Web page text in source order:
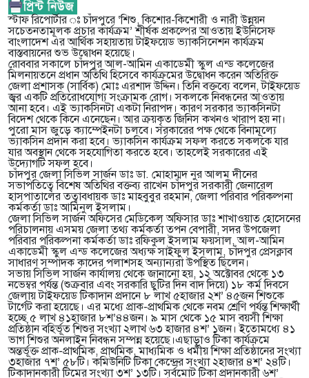
স্টাফ রিপোর্টার ঃ চাঁদপুরে ‘শিশু, কিশোর-কিশোরী ও নারী উন্নয়ন
সচেতনতামূলক প্রচার কার্যক্রম’ শীর্ষক প্রকল্পের আওতায় ইউনিসেফ
বাংলাদেশ এর আর্থিক সহায়তায় টাইফয়েড ভ্যাকসিনেশন কার্যক্রম
বাস্তবায়নের শুভ উদ্বোধন হয়েছে।
রোববার সকালে চাঁদপুর আল-আমিন একাডেমী স্কুল এন্ড কলেজের
মিলনায়তনে প্রধান অতিথি হিসেবে কার্যক্রমের উদ্বোধন করেন অতিরিক্ত
জেলা প্রশাসক (সার্বিক) মোঃ এরশাদ উদ্দিন। তিনি বক্তব্যে বলেন, টাইফয়েড
জ্বর একটি প্রতিরোধযোগ্য সংক্রামক রোগ। সকলকে নিবন্ধনের আওতায়
আনা হবে। এই ভ্যাকসিনটা একটা নিরাপদ। কারণ সরকার ভ্যাকসিনটা
বিদেশ থেকে কিনে এনেছেন। আর ক্রয়কৃত জিনিস কখনও খারাপ হয় না।
পুরো মাস জুড়ে ক্যাম্পেইনটা চলবে। সরকারের পক্ষ থেকে বিনামূল্যে
ভ্যাকসিন প্রদান করা হবে। ভ্যাকসিন কার্যক্রম সফল করতে সকলকে যার
যার অবস্থান থেকে সহযোগিতা করতে হবে। তাহলেই সরকারের এই
উদ্যোগটি সফল হবে।
চাঁদপুর জেলা সিভিল সার্জন ডাঃ ডা. মোহাম্মদ নুর আলম দীনের
সভাপতিত্বে বিশেষ অতিথির বক্তব্য রাখেন চাঁদপুর সরকারী জেনারেল
হাসপাতালের তত্বাবধায়ক ডাঃ মাহবুবুর রহমান, জেলা পরিবার পরিকল্পনা
কর্মকর্তা ডাঃ আমিনুল ইসলাম।
জেলা সিভিল সার্জন অফিসের মেডিকেল অফিসার ডাঃ শাখাওয়াত হোসেনের
পরিচালনায় এসময় জেলা তথ্য কর্মকর্তা তপন বেপারী, সদর উপজেলা
পরিবার পরিকল্পনা কর্মকর্তা ডাঃ রফিকুল ইসলাম ফয়সাল, আল-আমিন
একাডেমী স্কুল এন্ড কলেজের অধ্যক্ষ সাইফুল ইসলাম, চাঁদপুর প্রেসক্লাব
সাধারণ সম্পাদক কাদের পলাশসহ অন্যান্যরা উপস্থিত ছিলেন।
সভায় সিভিল সার্জন কার্যালয় থেকে জানানো হয়, ১২ অক্টোবর থেকে ১৩
নভেম্বর পর্যন্ত (শুক্রবার এবং সরকারি ছুটির দিন বাদ দিয়ে) ১৮ কর্ম দিবসে
জেলায় টাইফয়েড টিকাদান প্রদানে ৮ লাখ ৫হাজার ২শ’ ৪৫জন শিশুকে
টার্গেট করা হয়েছে। এর মধ্যে প্রাক-প্রাথমিক থেকে নবম শ্রেণি পর্যন্ত শিক্ষার্থী
হচ্ছে ৫ লাখ ৪১হাজার ৮শ’৪৪জন। ৯ মাস থেকে ১৫ মাস বয়সী শিক্ষা
প্রতিষ্ঠান বহির্ভূত শিশুর সংখ্যা ২লাখ ৬৩ হাজার ৪শ’ ১জন। ইতোমধ্যে ৪১
ভাগ শিশুর অনলাইন নিবন্ধন সম্পন্ন হয়েছে।এছাড়াও টিকা কার্যক্রমে
অন্তর্ভূক্ত প্রাক-প্রাথমিক, প্রাথমিক, মাধ্যমিক ও ধর্মীয় শিক্ষা প্রতিষ্ঠানের সংখ্যা
৩হাজার ৭শ’ ৫৮টি। কমিউনিটি টিকা কেন্দ্রের সংখ্যা ২হাজার ৪শ’ ২৪টি।
টিকাদানকারী টিমের সংখ্যা ৩শ’ ১৩টি। সর্বমোট টিকা প্রদানকারী ৬শ’